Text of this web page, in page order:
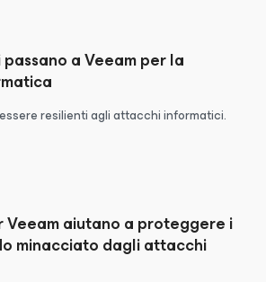
a Veeam per la
resilienti agli attacchi informatici.
Veeam aiutano a proteggere i
minacciato dagli attacchi